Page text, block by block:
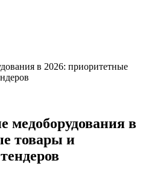
в 2026: приоритетные
медоборудования в
товары и